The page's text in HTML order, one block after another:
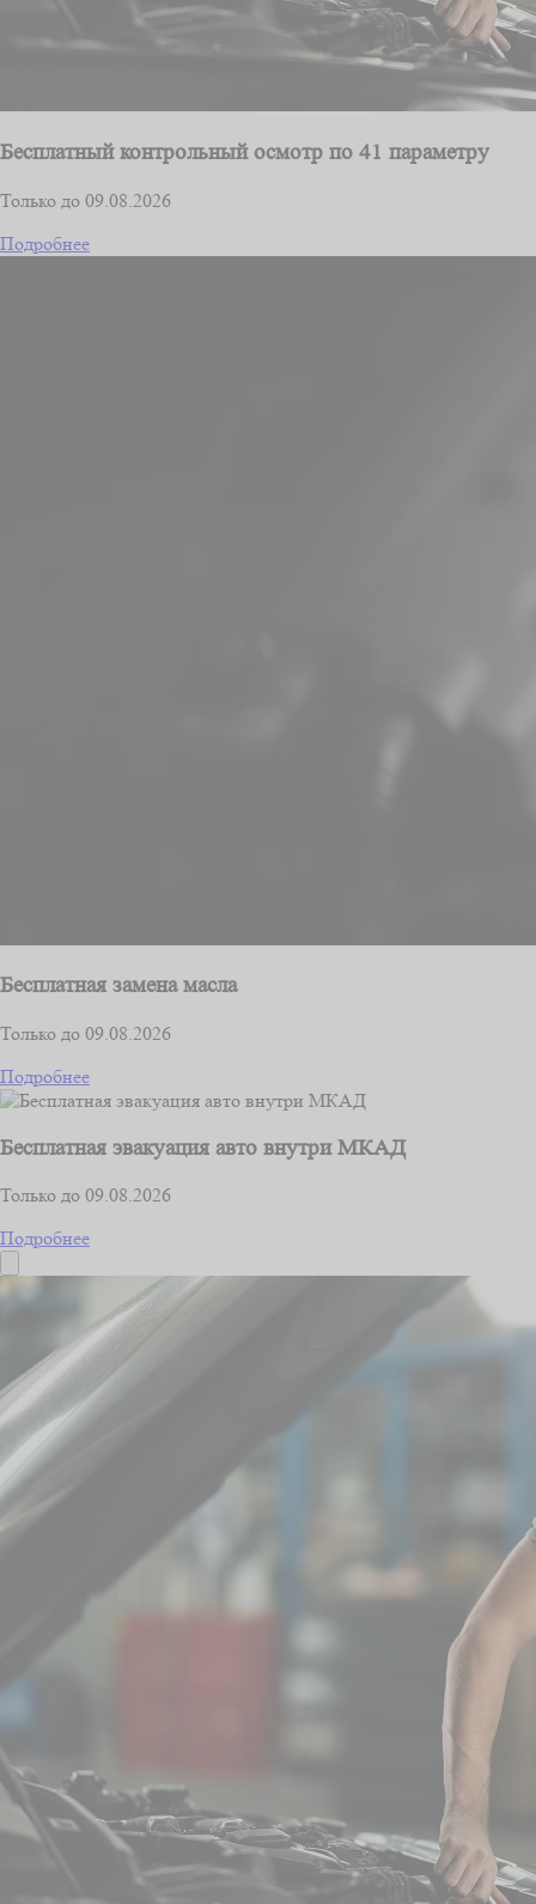
Бесплатный контрольный осмотр по 41 параметру
Только до 09.08.2026
Подробнее
Бесплатная замена масла
Только до 09.08.2026
Подробнее
Бесплатная эвакуация авто внутри МКАД
Только до 09.08.2026
Подробнее